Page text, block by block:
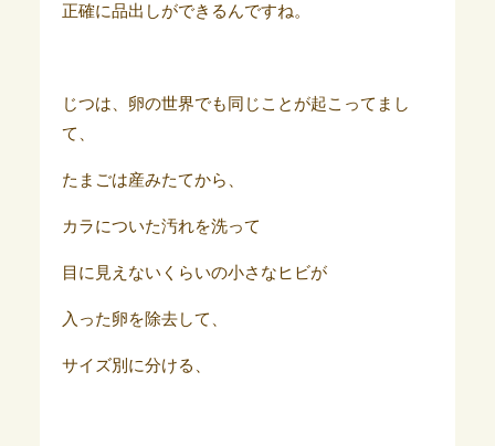
正確に品出しができるんですね。
じつは、卵の世界でも同じことが起こってまし
て、
たまごは産みたてから、
カラについた汚れを洗って
目に見えないくらいの小さなヒビが
入った卵を除去して、
サイズ別に分ける、